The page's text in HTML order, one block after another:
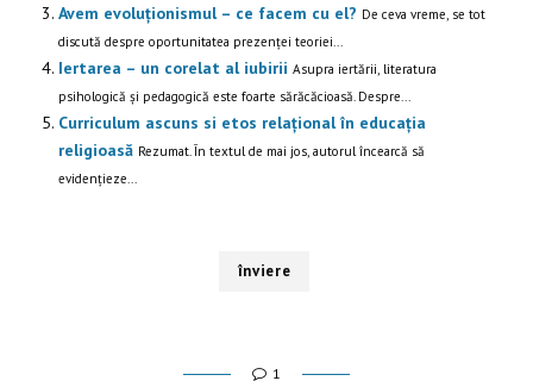
Avem evoluționismul – ce facem cu el? De ceva vreme, se tot
discută despre oportunitatea prezenței teoriei...
Iertarea – un corelat al iubirii Asupra iertării, literatura
psihologică și pedagogică este foarte sărăcăcioasă. Despre...
Curriculum ascuns si etos relațional în educația
religioasă Rezumat. În textul de mai jos, autorul încearcă să
evidențieze...
înviere
1